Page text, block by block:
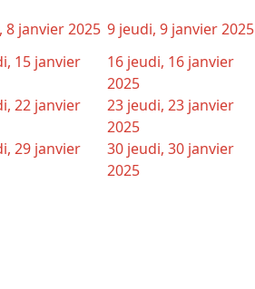
8 janvier 2025 9 jeudi, 9 janvier 2025
15 janvier
16 jeudi, 16 janvier
2025
22 janvier
23 jeudi, 23 janvier
2025
29 janvier
30 jeudi, 30 janvier
2025